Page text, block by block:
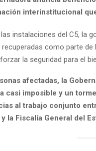
interinstitucional
las instalaciones del C5, la
como parte
la seguridad para el
afectadas, la
casi imposible y un
al trabajo conjunto
la Fiscalía General del